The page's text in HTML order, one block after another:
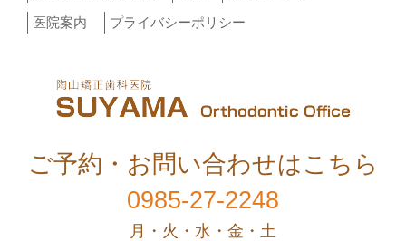
医院案内
プライバシーポリシー
ご予約・お問い合わせはこちら
0985-27-2248
月・火・水・金・土